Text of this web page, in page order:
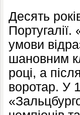
Десять
умови
шановним
році, а
воротар. У